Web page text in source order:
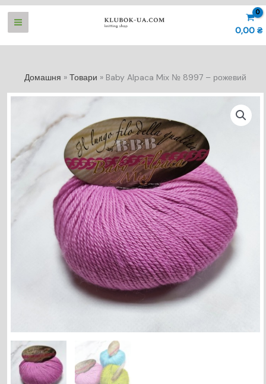
Перейти
0,00 ₴
Домашня Товари Baby Alpaca Mix № 8997 – рожевий